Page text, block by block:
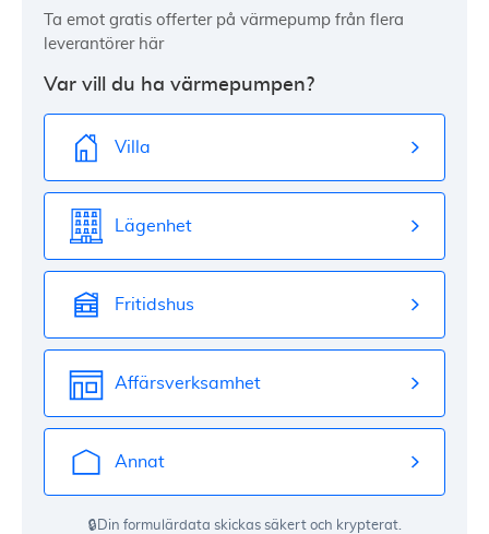
Ta emot gratis offerter på värmepump från flera
leverantörer här
Var vill du ha värmepumpen?
Villa
Lägenhet
Fritidshus
Affärsverksamhet
Annat
🔒Din formulärdata skickas säkert och krypterat.